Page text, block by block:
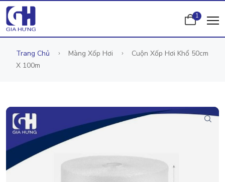
1
Trang Chủ Màng Xốp Hơi
Cuộn Xốp Hơi Khổ 50cm
X 100m